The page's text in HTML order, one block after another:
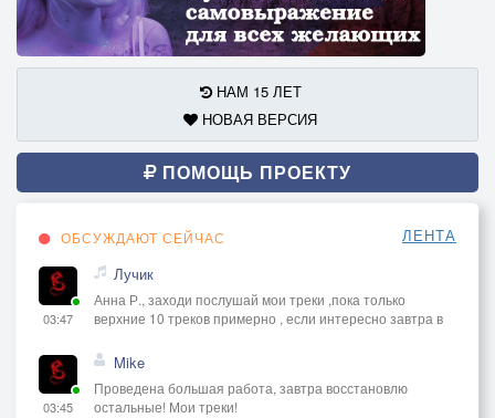
Словно прошлой жизни посмотрел видик
Видик про разлуку, про твое лето
А лето - это маленькая жизнь
Жизнь, в которой не было ни дня фальши
Вряд ли кто-то точно знает, что дальше
И только участковый мне кивнет молча
НАМ 15 ЛЕТ
НОВАЯ ВЕРСИЯ
ПОМОЩЬ ПРОЕКТУ
ОБСУЖДАЮТ СЕЙЧАС ЛЕНТА
03:47
Лучик
Анна Р., заходи послушай мои треки ,пока только
верхние 10 треков примерно , если интересно завтра в
03:45
Mike
Проведена большая работа, завтра восстановлю
остальные! Мои треки!